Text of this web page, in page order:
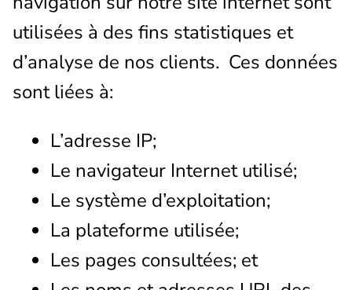
utilisées à des fins statistiques et
d’analyse de nos clients. Ces données
sont liées à:
L’adresse IP;
Le navigateur Internet utilisé;
Le système d’exploitation;
La plateforme utilisée;
Les pages consultées; et